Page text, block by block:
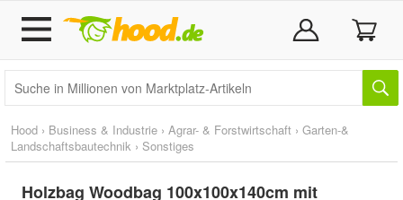
Hood › Business & Industrie › Agrar- & Forstwirtschaft › Garten-&
Landschaftsbautechnik › Sonstiges
Holzbag Woodbag 100x100x140cm mit